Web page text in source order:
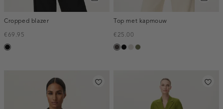
Cropped blazer
€69.95
zwart
Top met kapmouw
€25.00
chocozwarttaupe,
groen,